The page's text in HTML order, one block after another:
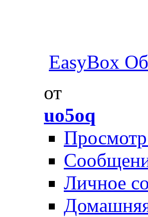
EasyBox
от
uo5oq
Личное